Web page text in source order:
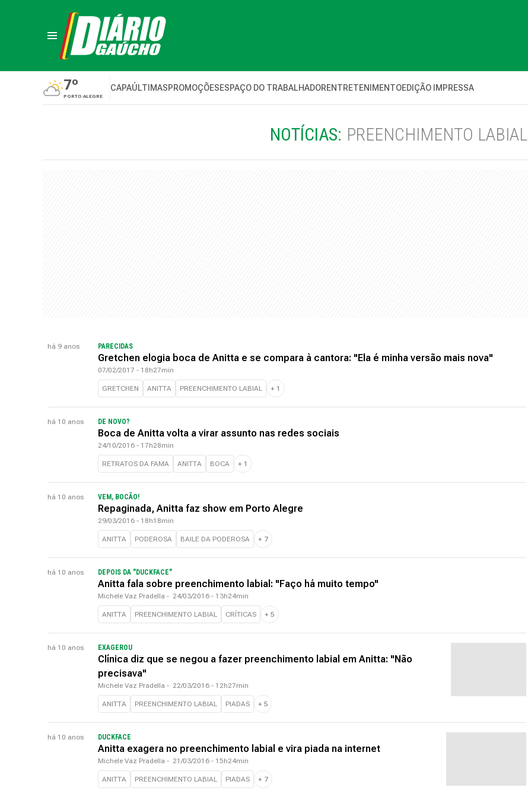
7º
PORTO ALEGRE
CAPAÚLTIMASPROMOÇÕESESPAÇO DO TRABALHADORENTRETENIMENTOEDIÇÃO IMPRESSA
NOTÍCIAS: PREENCHIMENTO LABIAL
há 9 anos PARECIDAS
Gretchen elogia boca de Anitta e se compara à cantora: "Ela é minha versão mais nova"
07/02/2017 - 18h27min
GRETCHEN ANITTA PREENCHIMENTO LABIAL + 1
há 10 anos DE NOVO?
Boca de Anitta volta a virar assunto nas redes sociais
24/10/2016 - 17h28min
RETRATOS DA FAMA ANITTA BOCA + 1
há 10 anos VEM, BOCÃO!
Repaginada, Anitta faz show em Porto Alegre
29/03/2016 - 18h18min
ANITTA PODEROSA BAILE DA PODEROSA + 7
há 10 anos DEPOIS DA "DUCKFACE"
Anitta fala sobre preenchimento labial: "Faço há muito tempo"
Michele Vaz Pradella - 24/03/2016 - 13h24min
ANITTA PREENCHIMENTO LABIAL CRÍTICAS + 5
há 10 anos EXAGEROU
Clínica diz que se negou a fazer preenchimento labial em Anitta: "Não
precisava"
Michele Vaz Pradella - 22/03/2016 - 12h27min
ANITTA PREENCHIMENTO LABIAL PIADAS + 5
há 10 anos DUCKFACE
Anitta exagera no preenchimento labial e vira piada na internet
Michele Vaz Pradella - 21/03/2016 - 15h24min
ANITTA PREENCHIMENTO LABIAL PIADAS + 7